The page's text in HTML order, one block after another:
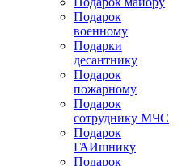
Подарок
военному
Подарки
десантнику
Подарок
пожарному
Подарок
сотруднику МЧС
Подарок
ГАИшнику
Подарок